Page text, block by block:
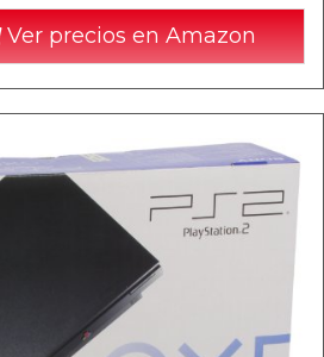
Ver precios en Amazon